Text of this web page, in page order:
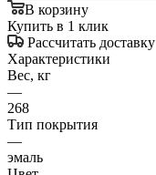
В корзину
Купить в 1 клик
Рассчитать доставку
Характеристики
Вес, кг
—
268
Тип покрытия
—
эмаль